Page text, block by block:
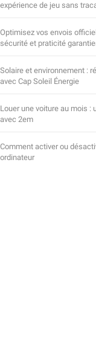
expérience de jeu sans
Optimisez vos envois
sécurité et praticité
Solaire et environnement :
avec Cap Soleil Énergie
Louer une voiture au mois :
avec 2em
Comment activer ou
ordinateur